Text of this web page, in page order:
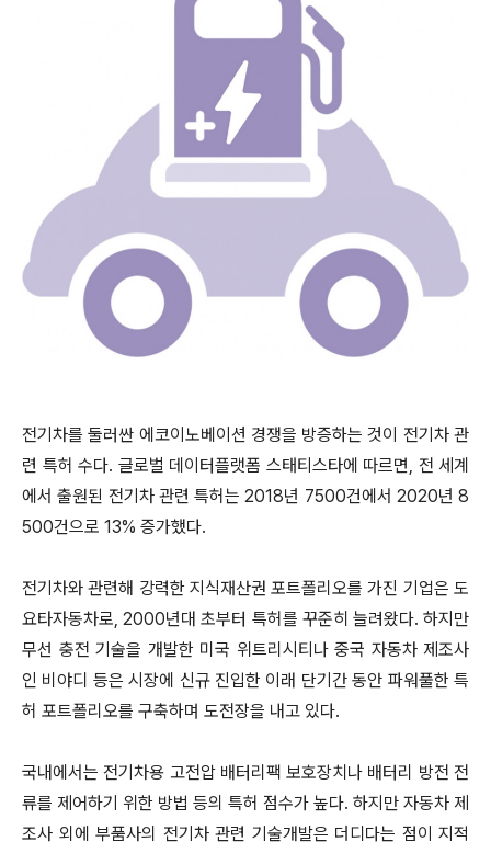
전기차를 둘러싼 에코이노베이션 경쟁을 방증하는 것이 전기차 관
련 특허 수다. 글로벌 데이터플랫폼 스태티스타에 따르면, 전 세계
에서 출원된 전기차 관련 특허는 2018년 7500건에서 2020년 8
500건으로 13% 증가했다.
전기차와 관련해 강력한 지식재산권 포트폴리오를 가진 기업은 도
요타자동차로, 2000년대 초부터 특허를 꾸준히 늘려왔다. 하지만
무선 충전 기술을 개발한 미국 위트리시티나 중국 자동차 제조사
인 비야디 등은 시장에 신규 진입한 이래 단기간 동안 파워풀한 특
허 포트폴리오를 구축하며 도전장을 내고 있다.
국내에서는 전기차용 고전압 배터리팩 보호장치나 배터리 방전 전
류를 제어하기 위한 방법 등의 특허 점수가 높다. 하지만 자동차 제
조사 외에 부품사의 전기차 관련 기술개발은 더디다는 점이 지적